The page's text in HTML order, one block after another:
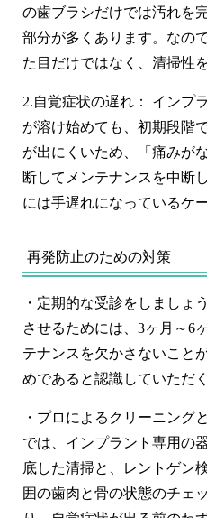
の歯ブラシだけでは汚れを
部分が多くあります。なの
た目だけではなく、清掃性
2.自覚症状の遅れ：
インプ
が溶け始めても、初期段階
が出にくいため、
「痛みが
断してメンテナンスを中断
には手遅れになっているケ
再発防止のための対策
・ 定期的な受診をしましょう
させるためには、 3ヶ月～6
テナンス を欠かさないこと
めであると認識していただ
・ プロによるクリーニング
では、インプラント専用の
底した清掃と、レントゲン
囲の歯肉と骨の状態のチェ